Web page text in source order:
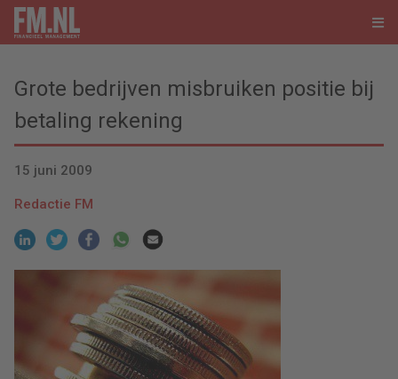
Grote bedrijven misbruiken positie bij
betaling rekening
15 juni 2009
Redactie FM